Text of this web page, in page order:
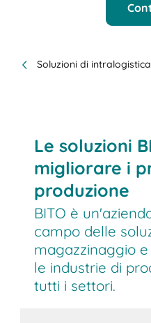
Soluzioni di intralogistica
Le soluzioni
migliorare i
produzione
BITO è
campo delle
magazzinaggio
le industrie di
tutti i settori.